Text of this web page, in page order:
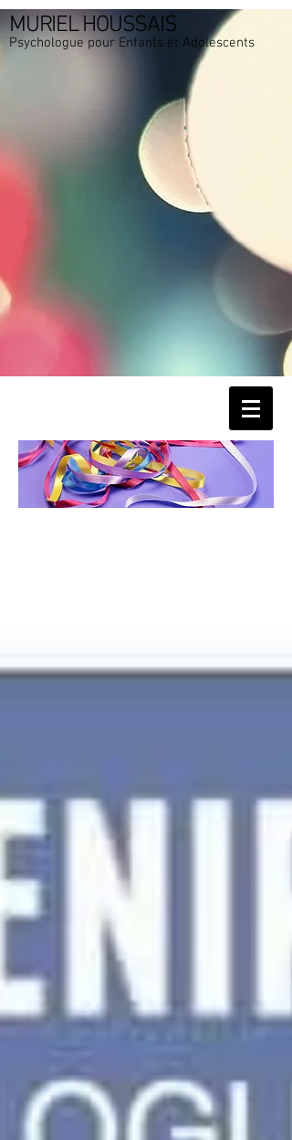
MURIEL HOUSSAIS
Psychologue pour Enfants et Adolescents